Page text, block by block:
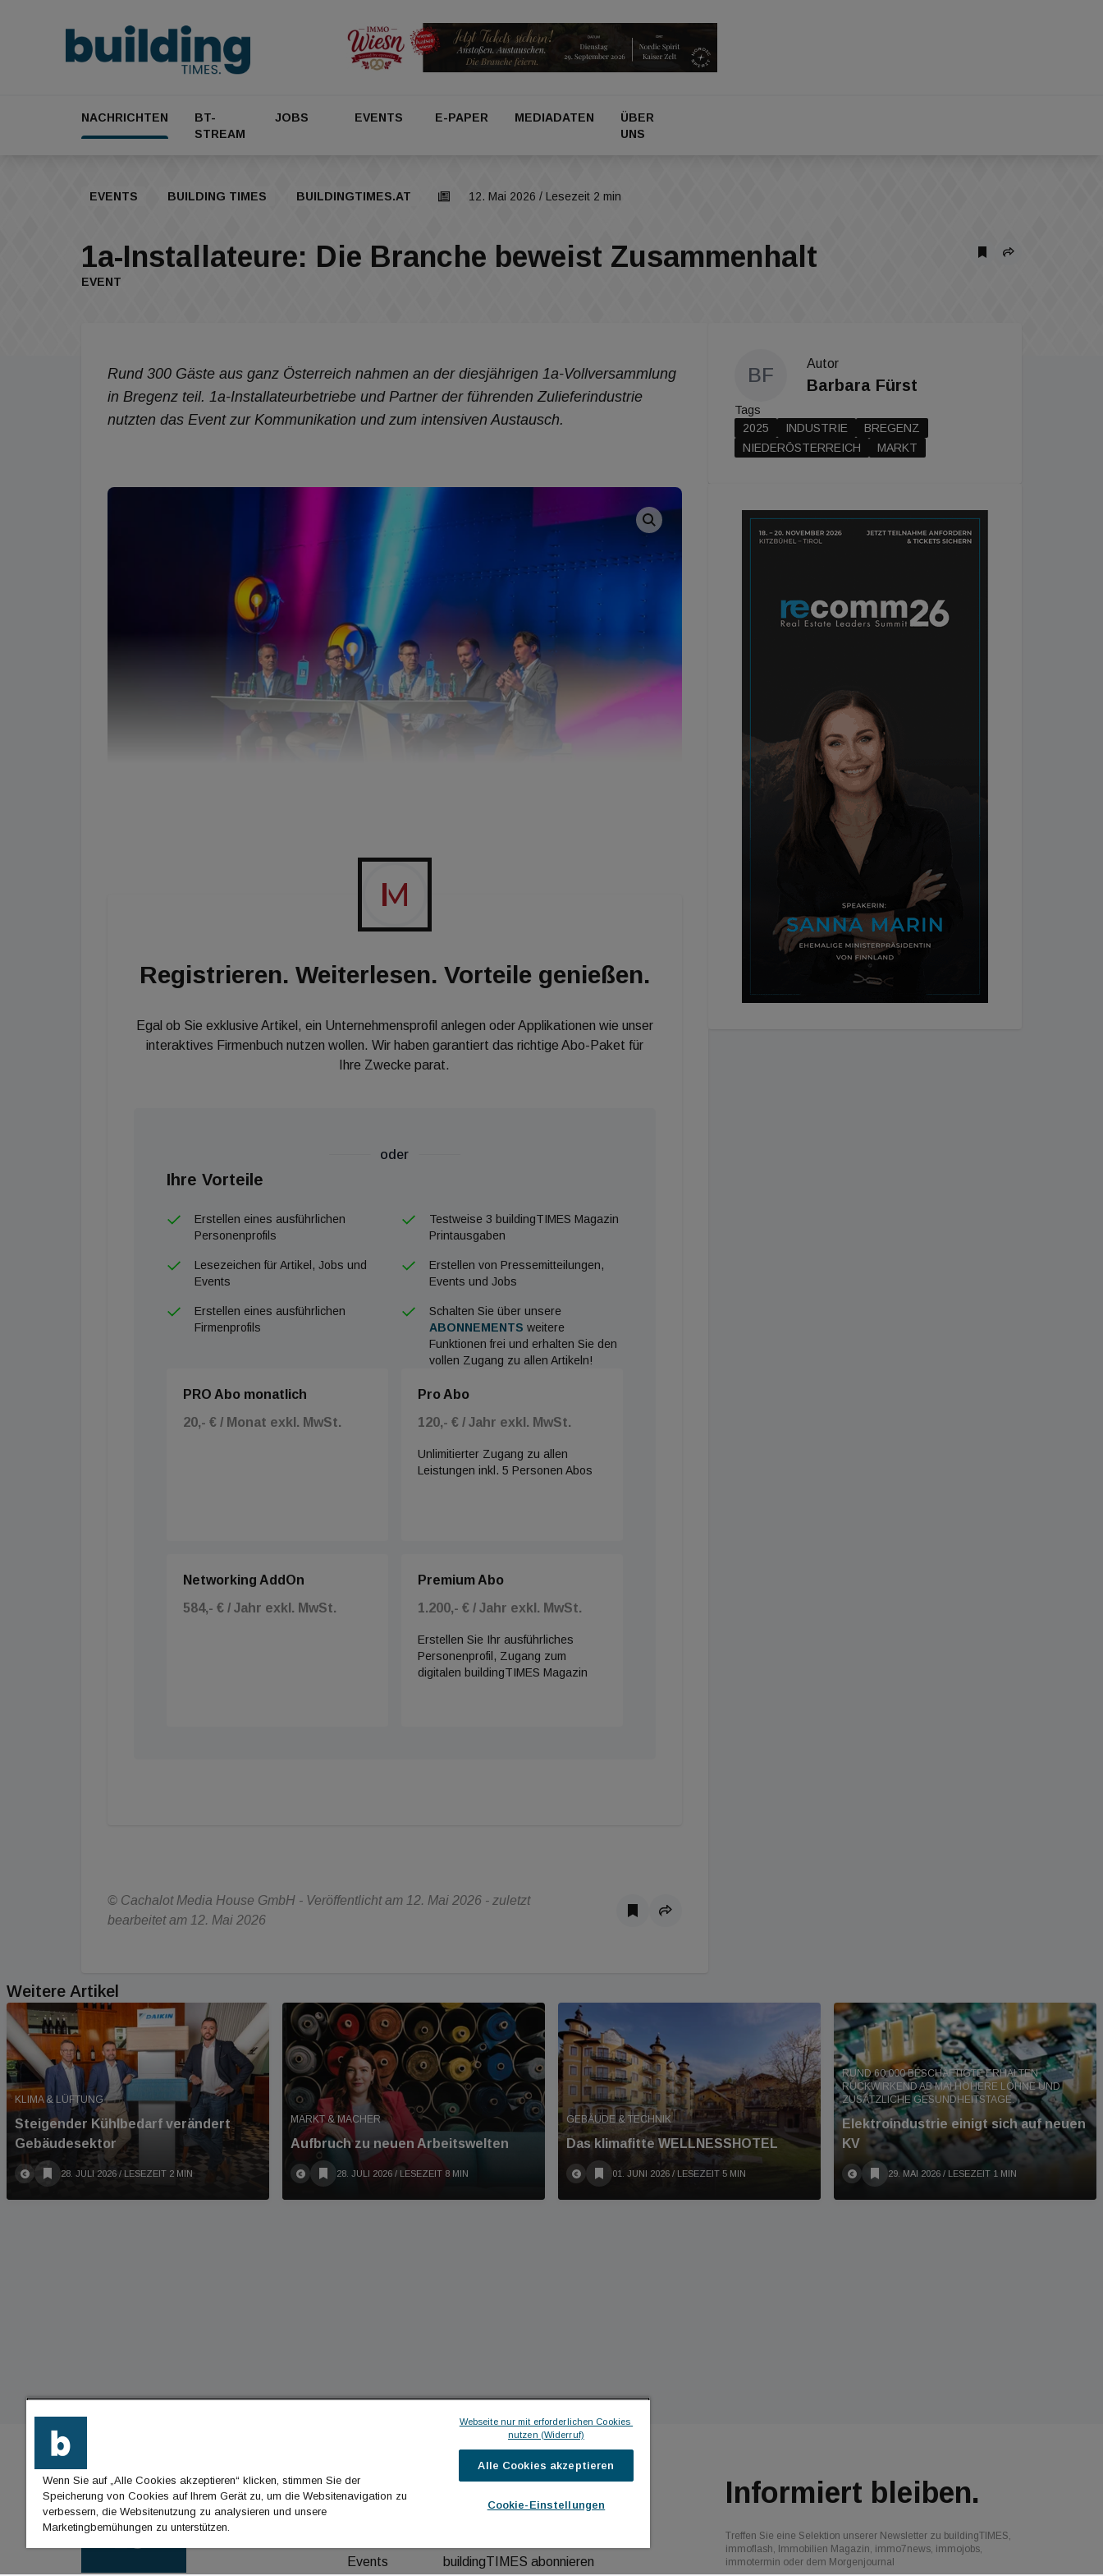
NACHRICHTEN
BT-
STREAM
JOBS EVENTS E-PAPER MEDIADATEN
ÜBER
UNS
EVENTS BUILDING TIMES BUILDINGTIMES.AT 12. Mai 2026 / Lesezeit 2 min
1a-Installateure: Die Branche beweist Zusammenhalt
EVENT
Rund 300 Gäste aus ganz Österreich nahmen an der diesjährigen 1a-Vollversammlung
in Bregenz teil. 1a-Installateurbetriebe und Partner der führenden Zulieferindustrie
nutzten das Event zur Kommunikation und zum intensiven Austausch.
Am Podium im Talk zur Zukunft des Großhandels: (v.l.) Robert Küng Geschäftsführer Inhouse, Aaron Biesenberger,
Vertriebsleiter Vaillant Österreich, Wolfgang Furch, 1a-Beirat/Installateur, Florian Bouchal, Vertriebsvorstand Frauenthal, mit 1a
Registrieren. Weiterlesen. Vorteile genießen.
Egal ob Sie exklusive Artikel, ein Unternehmensprofil anlegen oder Applikationen wie unser
interaktives Firmenbuch nutzen wollen. Wir haben garantiert das richtige Abo-Paket für
Ihre Zwecke parat.
oder
Ihre Vorteile
Erstellen eines ausführlichen
Personenprofils
Testweise 3 buildingTIMES Magazin
Printausgaben
Lesezeichen für Artikel, Jobs und
Events
Erstellen von Pressemitteilungen,
Events und Jobs
Erstellen eines ausführlichen
Firmenprofils
Schalten Sie über unsere
ABONNEMENTS weitere
Funktionen frei und erhalten Sie den
vollen Zugang zu allen Artikeln!
PRO Abo monatlich
20,- € / Monat exkl. MwSt.
Pro Abo
120,- € / Jahr exkl. MwSt.
Unlimitierter Zugang zu allen
Leistungen inkl. 5 Personen Abos
Networking AddOn
584,- € / Jahr exkl. MwSt.
Premium Abo
1.200,- € / Jahr exkl. MwSt.
Erstellen Sie Ihr ausführliches
Personenprofil, Zugang zum
digitalen buildingTIMES Magazin
© Cachalot Media House GmbH - Veröffentlicht am 12. Mai 2026 - zuletzt
bearbeitet am 12. Mai 2026
BF
Autor
Barbara Fürst
Tags
2025
INDUSTRIE
BREGENZ
NIEDERÖSTERREICH
MARKT
Weitere Artikel
KLIMA & LÜFTUNG
Steigender Kühlbedarf verändert
Gebäudesektor
28. JULI 2026 / LESEZEIT 2 MIN
MARKT & MACHER
Aufbruch zu neuen Arbeitswelten
28. JULI 2026 / LESEZEIT 8 MIN
GEBÄUDE & TECHNIK
Das klimafitte WELLNESSHOTEL
01. JUNI 2026 / LESEZEIT 5 MIN
RUND 60.000 BESCHÄFTIGTE ERHALTEN
RÜCKWIRKEND AB MAI HÖHERE LÖHNE UND
ZUSÄTZLICHE GESUNDHEITSTAGE.
Elektroindustrie einigt sich auf neuen
KV
29. MAI 2026 / LESEZEIT 1 MIN
BUILDINGTIMES
Events
ICH MÖCHTE ...
buildingTIMES abonnieren
Informiert bleiben.
Treffen Sie eine Selektion unserer Newsletter zu buildingTIMES,
immoflash, Immobilien Magazin, immo7news, immojobs,
immotermin oder dem Morgenjournal
Wenn Sie auf „Alle Cookies akzeptieren“ klicken, stimmen Sie der
Speicherung von Cookies auf Ihrem Gerät zu, um die Websitenavigation zu
verbessern, die Websitenutzung zu analysieren und unsere
Marketingbemühungen zu unterstützen.
Webseite nur mit erforderlichen Cookies
nutzen (Widerruf)
Alle Cookies akzeptieren
Cookie-Einstellungen